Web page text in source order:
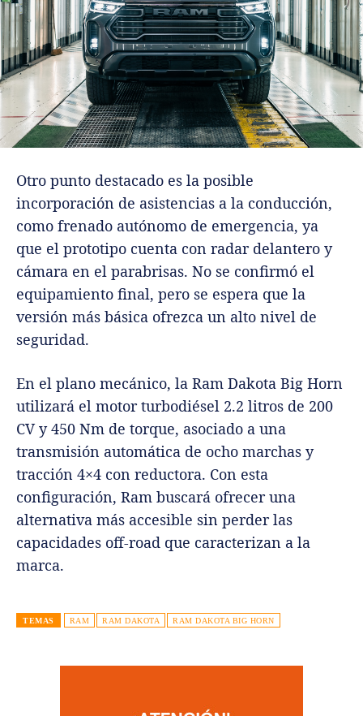
Otro punto destacado es la posible
incorporación de asistencias a la conducción,
como frenado autónomo de emergencia, ya
que el prototipo cuenta con radar delantero y
cámara en el parabrisas. No se confirmó el
equipamiento final, pero se espera que la
versión más básica ofrezca un alto nivel de
seguridad.
En el plano mecánico, la Ram Dakota Big Horn
utilizará el motor turbodiésel 2.2 litros de 200
CV y 450 Nm de torque, asociado a una
transmisión automática de ocho marchas y
tracción 4×4 con reductora. Con esta
configuración, Ram buscará ofrecer una
alternativa más accesible sin perder las
capacidades off-road que caracterizan a la
marca.
TEMAS RAM RAM DAKOTA RAM DAKOTA BIG HORN